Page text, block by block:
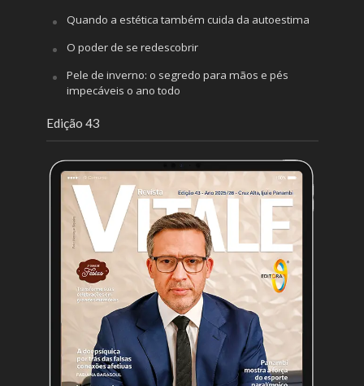
Quando a estética também cuida da autoestima
O poder de se redescobrir
Pele de inverno: o segredo para mãos e pés
impecáveis o ano todo
Edição 43